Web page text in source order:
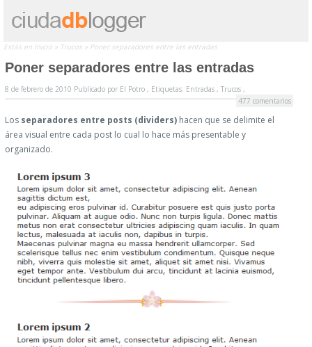
Estás en Inicio » Trucos » Poner separadores entre las entradas
Poner separadores entre las entradas
8 de febrero de 2010 Publicado por El Potro , Etiquetas: Entradas , Trucos
477 comentarios
,
Los separadores entre posts (dividers) hacen que se delimite el
área visual entre cada post lo cual lo hace más presentable y
organizado.